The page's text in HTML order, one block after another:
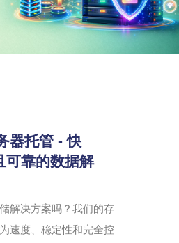
器托管 - 快
可靠的数据解
解决方案吗？我们的存
速度、稳定性和完全控